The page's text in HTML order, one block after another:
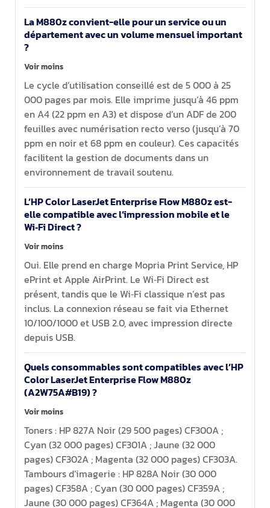
La M880z convient-elle pour un service ou un
département avec un volume mensuel important
?
Voir moins
Le cycle d’utilisation conseillé est de 5 000 à 25
000 pages par mois. Elle imprime jusqu’à 46 ppm
en A4 (22 ppm en A3) et dispose d’un ADF de 200
feuilles avec numérisation recto verso (jusqu’à 70
ppm en noir et 68 ppm en couleur). Ces capacités
facilitent la gestion de documents dans un
environnement de travail soutenu.
L’HP Color LaserJet Enterprise Flow M880z est-
elle compatible avec l’impression mobile et le
Wi‑Fi Direct ?
Voir moins
Oui. Elle prend en charge Mopria Print Service, HP
ePrint et Apple AirPrint. Le Wi‑Fi Direct est
présent, tandis que le Wi‑Fi classique n’est pas
inclus. La connexion réseau se fait via Ethernet
10/100/1000 et USB 2.0, avec impression directe
depuis USB.
Quels consommables sont compatibles avec l’HP
Color LaserJet Enterprise Flow M880z
(A2W75A#B19) ?
Voir moins
Toners : HP 827A Noir (29 500 pages) CF300A ;
Cyan (32 000 pages) CF301A ; Jaune (32 000
pages) CF302A ; Magenta (32 000 pages) CF303A.
Tambours d’imagerie : HP 828A Noir (30 000
pages) CF358A ; Cyan (30 000 pages) CF359A ;
Jaune (30 000 pages) CF364A ; Magenta (30 000